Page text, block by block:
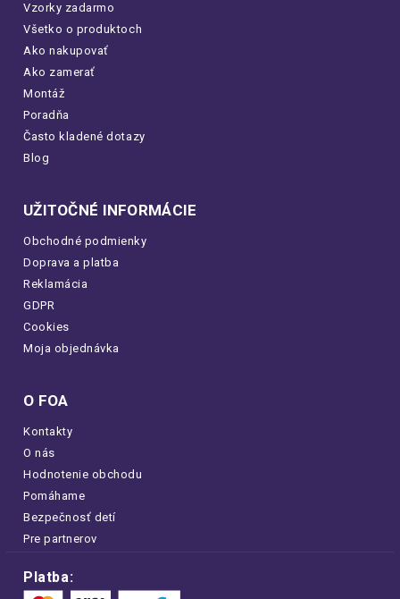
Vzorky zadarmo
Všetko o produktoch
Ako nakupovať
Ako zamerať
Montáž
Poradňa
Často kladené dotazy
Blog
UŽITOČNÉ INFORMÁCIE
Obchodné podmienky
Doprava a platba
Reklamácia
GDPR
Cookies
Moja objednávka
O FOA
Kontakty
O nás
Hodnotenie obchodu
Pomáhame
Bezpečnosť detí
Pre partnerov
Platba: